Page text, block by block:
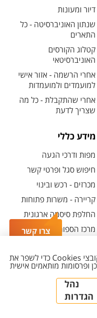
צרו קשר
דיור ומעונות
שנתון האוניברסיטה - כל
התארים
קטלוג הקורסים
האוניברסיטאי
אחרי הרשמה - אזור אישי
למועמדים ולמועמדות
אחרי שהתקבלת - כל מה
שצריך לדעת
מידע כללי
מפות ודרכי הגעה
חיפוש סגל ופרטי קשר
מכרזים - רכש ובינוי
קריירה - משרות פתוחות
החלפת סיסמה ארגונית
מרכז הספורט והנופש
חירום